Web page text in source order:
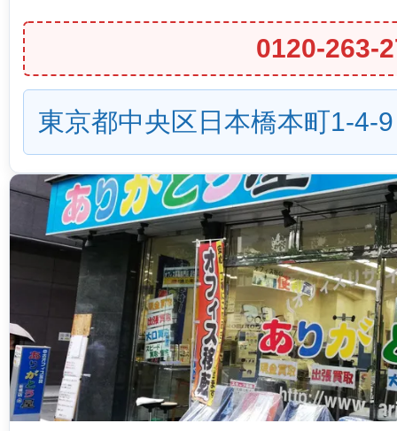
0120-263-
東京都中央区日本橋本町1-4-9